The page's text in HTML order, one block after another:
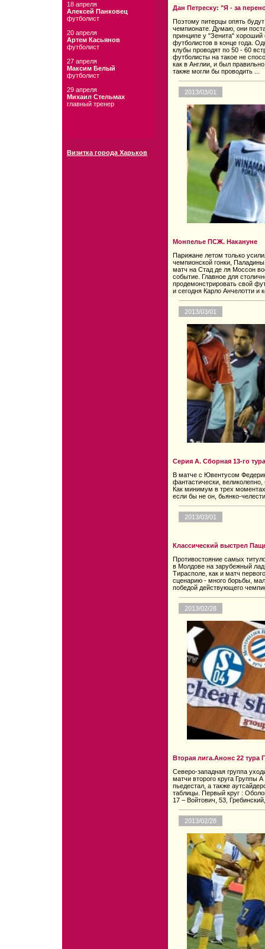
18 апреля
Алексей Панковец
футболист
20 апреля
Артем Касьянов
футболист
27 апреля
Максим Белый
футболист
29 апреля
Михаил Стельмах
главный тренер
Визитка города Харьков
Дан Петреску: "Я - за
Поэтому питерцы опять
чемпионате. Думаю, они
принципе у "Зенита" хороший
футболистов в конце года.
клубы проводят по 50 - 60
футболисты на такое не
как в Англии, и был
также могли бы проводить ...
2013/03/01
Монпелье ПСЖ. Накануне
Парижане летом только
чемпионской гонки,
матч на Стад де ля Моссон
событие. Главное для
продемонстрировать свой
и сегодня Карло Анчелотти и
2013/03/01
Серия А. Сборная 13-го тура
В матче с Ювентусом
фантастически,
Как минимум в трех
если бы не он, бьянко-
2013/03/01
Классический выстрел
Противостояние самых
в Молдове на зарубежный
Тирасполе, как и матч
сценарию - много борьбы,
победой действующего
2013/02/28
Вторая лига.Анонс 22 тура
Северо-западная группа
матчи второго круга Группы
пьедестал, а также
таблицы. Первый круг :
17 – Войтович, 53,
2013/02/28